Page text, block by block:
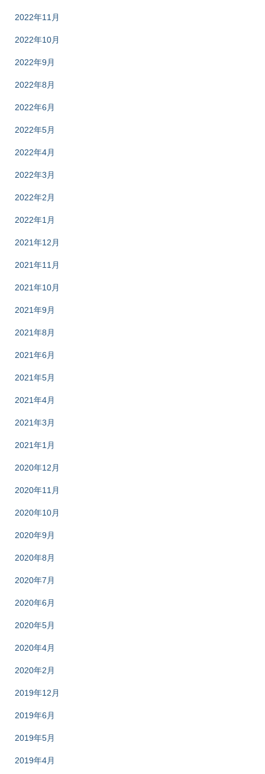
2022年11月
2022年10月
2022年9月
2022年8月
2022年6月
2022年5月
2022年4月
2022年3月
2022年2月
2022年1月
2021年12月
2021年11月
2021年10月
2021年9月
2021年8月
2021年6月
2021年5月
2021年4月
2021年3月
2021年1月
2020年12月
2020年11月
2020年10月
2020年9月
2020年8月
2020年7月
2020年6月
2020年5月
2020年4月
2020年2月
2019年12月
2019年6月
2019年5月
2019年4月